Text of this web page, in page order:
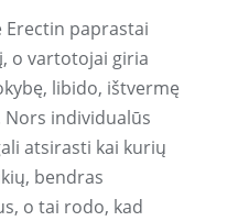
paprastai
o vartotojai giria
libido, ištvermę
individualūs
atsirasti kai kurių
bendras
o tai rodo, kad